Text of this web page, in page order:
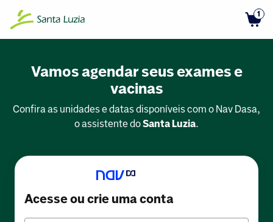
1
Vamos agendar seus exames e
vacinas
Confira as unidades e datas disponíveis com o Nav Dasa,
o assistente doSanta Luzia.
Acesse ou crie uma conta